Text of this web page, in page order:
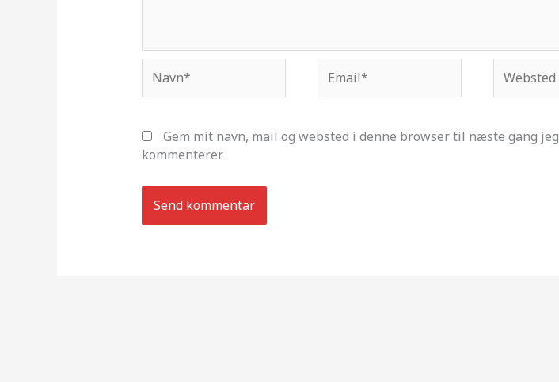
Gem mit navn, mail og websted i denne browser til næste gang jeg
kommenterer.